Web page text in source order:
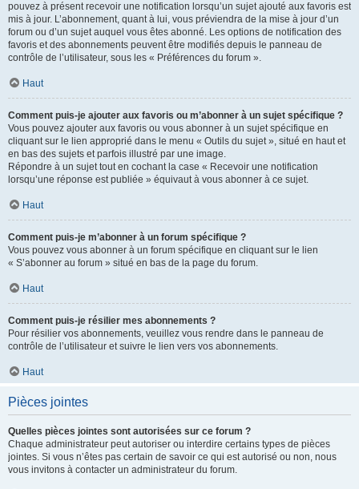
pouvez à présent recevoir une notification lorsqu’un sujet ajouté aux favoris est
mis à jour. L’abonnement, quant à lui, vous préviendra de la mise à jour d’un
forum ou d’un sujet auquel vous êtes abonné. Les options de notification des
favoris et des abonnements peuvent être modifiés depuis le panneau de
contrôle de l’utilisateur, sous les « Préférences du forum ».
Haut
Comment puis-je ajouter aux favoris ou m’abonner à un sujet spécifique ?
Vous pouvez ajouter aux favoris ou vous abonner à un sujet spécifique en
cliquant sur le lien approprié dans le menu « Outils du sujet », situé en haut et
en bas des sujets et parfois illustré par une image.
Répondre à un sujet tout en cochant la case « Recevoir une notification
lorsqu’une réponse est publiée » équivaut à vous abonner à ce sujet.
Haut
Comment puis-je m’abonner à un forum spécifique ?
Vous pouvez vous abonner à un forum spécifique en cliquant sur le lien
« S’abonner au forum » situé en bas de la page du forum.
Haut
Comment puis-je résilier mes abonnements ?
Pour résilier vos abonnements, veuillez vous rendre dans le panneau de
contrôle de l’utilisateur et suivre le lien vers vos abonnements.
Haut
Pièces jointes
Quelles pièces jointes sont autorisées sur ce forum ?
Chaque administrateur peut autoriser ou interdire certains types de pièces
jointes. Si vous n’êtes pas certain de savoir ce qui est autorisé ou non, nous
vous invitons à contacter un administrateur du forum.